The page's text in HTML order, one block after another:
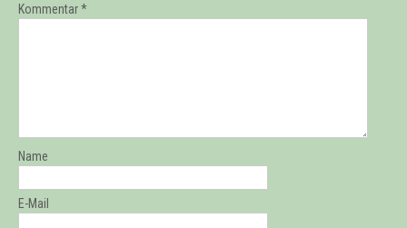
Kommentar*
Name
E-Mail